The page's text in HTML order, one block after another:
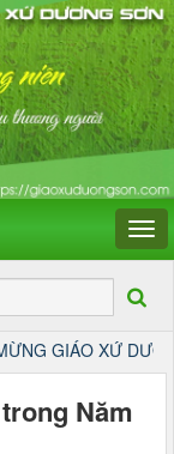
GIÁO XỨ DƯƠNG
Năm